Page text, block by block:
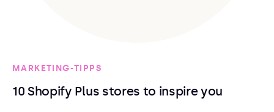
MARKETING-TIPPS
10 Shopify Plus stores to inspire you